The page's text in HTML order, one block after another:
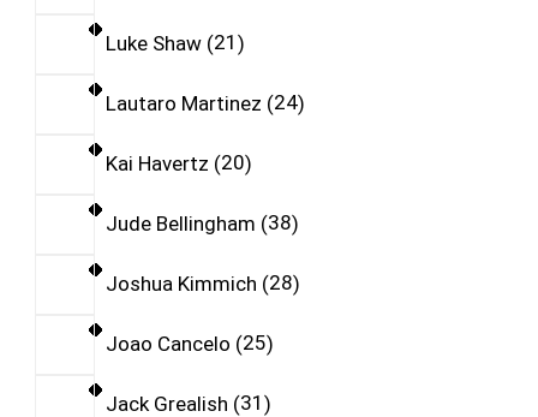
Luke Shaw 21
Lautaro Martinez 24
Kai Havertz 20
Jude Bellingham 38
Joshua Kimmich 28
Joao Cancelo 25
Jack Grealish 31